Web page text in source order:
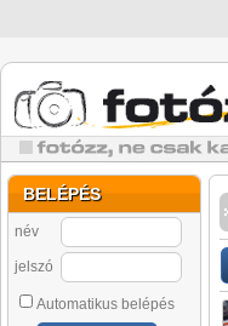
BELÉPÉS
név
jelszó
Automatikus belépés